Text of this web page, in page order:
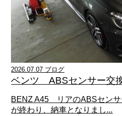
2026.07.07 ブログ
ベンツ ABSセンサー交
BENZ A45 リアのABSセンサ
が終わり、納車となりまし...